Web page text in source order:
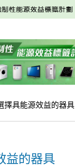
擇具能源效益的器具
益的器具